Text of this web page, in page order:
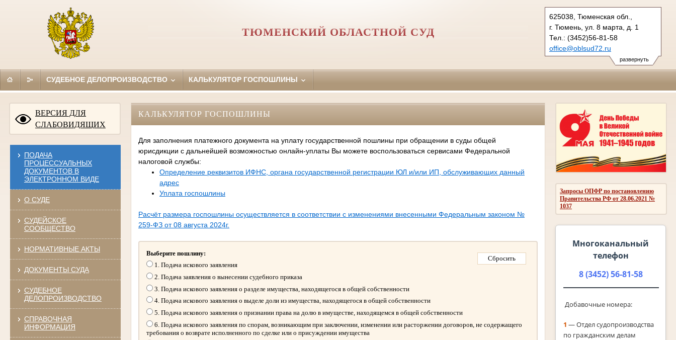
развернуть
625038, Тюменская обл.,
г. Тюмень, ул. 8 марта, д. 1
Тел.: (3452)56-81-58
office@oblsud72.ru
ТЮМЕНСКИЙ ОБЛАСТНОЙ СУД
СУДЕБНОЕ ДЕЛОПРОИЗВОДСТВО КАЛЬКУЛЯТОР ГОСПОШЛИНЫ
ВЕРСИЯ ДЛЯ
СЛАБОВИДЯЩИХ
ПОДАЧА
ПРОЦЕССУАЛЬНЫХ
ДОКУМЕНТОВ В
ЭЛЕКТРОННОМ ВИДЕ
О СУДЕ
СУДЕЙСКОЕ
СООБЩЕСТВО
НОРМАТИВНЫЕ АКТЫ
ДОКУМЕНТЫ СУДА
СУДЕБНОЕ
ДЕЛОПРОИЗВОДСТВО
СПРАВОЧНАЯ
ИНФОРМАЦИЯ
Запросы ОПФР по постановлению
Правительства РФ от 28.06.2021 №
1037
Многоканальный
телефон
8 (3452) 56-81-58
Добавочные номера:
1 — Отдел судопроизводства
по гражданским делам
КАЛЬКУЛЯТОР ГОСПОШЛИНЫ
Для заполнения платежного документа на уплату государственной пошлины при обращении в суды общей
юрисдикции с дальнейшей возможностью онлайн-уплаты Вы можете воспользоваться сервисами Федеральной
налоговой службы:
Определение реквизитов ИФНС, органа государственной регистрации ЮЛ и/или ИП, обслуживающих данный
адрес
Уплата госпошлины
Расчёт размера госпошлины осуществляется в соответствии с изменениями внесенными Федеральным законом №
259-ФЗ от 08 августа 2024г.
Выберите пошлину:
1. Подача искового заявления
2. Подача заявления о вынесении судебного приказа
3. Подача искового заявления о разделе имущества, находящегося в общей собственности
4. Подача искового заявления о выделе доли из имущества, находящегося в общей собственности
5. Подача искового заявления о признании права на долю в имуществе, находящемся в общей собственности
6. Подача искового заявления по спорам, возникающим при заключении, изменении или расторжении договоров, не содержащего
требования о возврате исполненного по сделке или о присуждении имущества